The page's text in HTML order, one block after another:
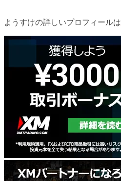
ようすけの詳しいプロフィールは